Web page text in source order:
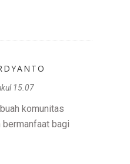
15.07
komunitas
bermanfaat bagi